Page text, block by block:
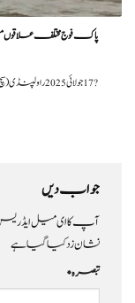
پاک فوج مختلف
?️ 17 جولائی 2025راولپنڈی (سچ خبریں) پاک فوج نے کامیاب ہیلی ریسکیو مشن مکمل کرکے
جواب دیں
آپ کا ای میل
نشان زد کیا گیا ہے
تبصرہ*